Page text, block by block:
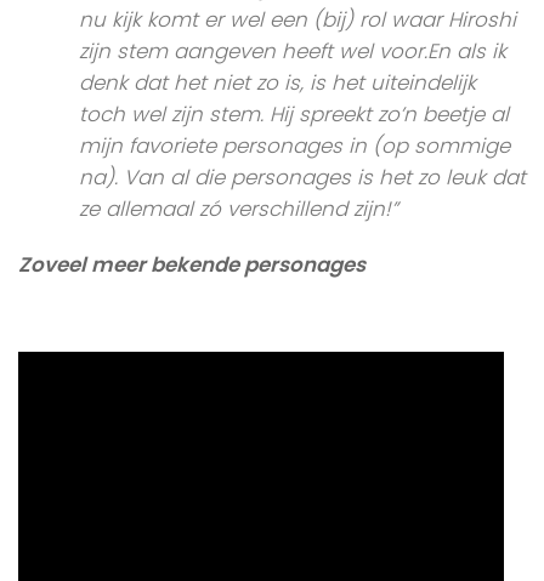
nu kijk komt er wel een (bij) rol waar Hiroshi
zijn stem aangeven heeft wel voor.En als ik
denk dat het niet zo is, is het uiteindelijk
toch wel zijn stem. Hij spreekt zo’n beetje al
mijn favoriete personages in (op sommige
na). Van al die personages is het zo leuk dat
ze allemaal zó verschillend zijn!”
Zoveel meer bekende personages